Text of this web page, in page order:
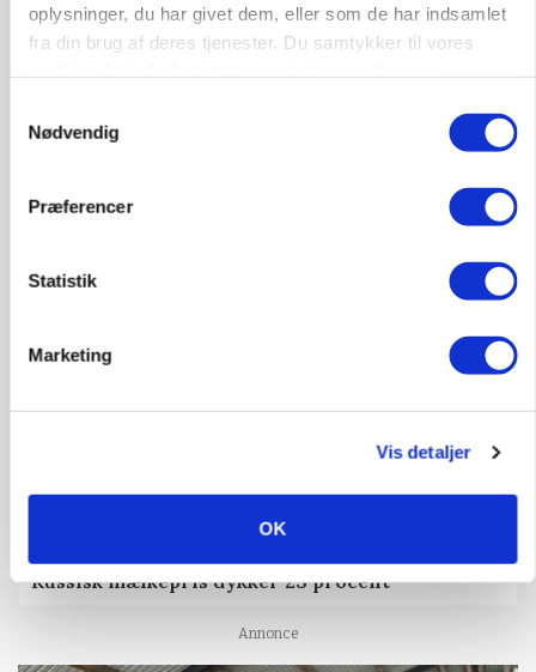
oplysninger, du har givet dem, eller som de har indsamlet
fra din brug af deres tjenester. Du samtykker til vores
Nødvendig
Præferencer
Statistik
Marketing
Vis detaljer
OK
Rådgiver om DB-Tjek: Små justeringer kan give
Russisk mælkepris dykker 23 procent
Annonce